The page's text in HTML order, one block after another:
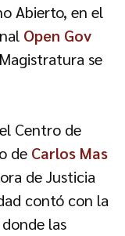
Abierto, en el
Open Gov
se
Centro de
de Carlos Mas
de Justicia
contó con la
las